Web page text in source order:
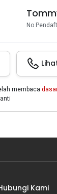
No
membaca
Kami